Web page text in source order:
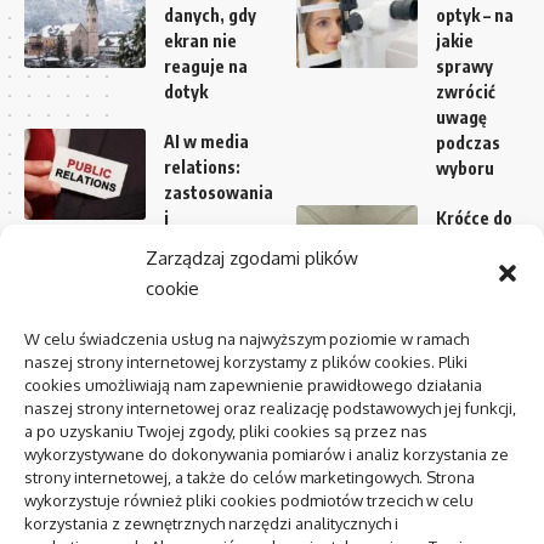
Zarządzaj zgodami plików
cookie
W celu świadczenia usług na najwyższym poziomie w ramach
naszej strony internetowej korzystamy z plików cookies. Pliki
cookies umożliwiają nam zapewnienie prawidłowego działania
naszej strony internetowej oraz realizację podstawowych jej funkcji,
a po uzyskaniu Twojej zgody, pliki cookies są przez nas
wykorzystywane do dokonywania pomiarów i analiz korzystania ze
strony internetowej, a także do celów marketingowych. Strona
wykorzystuje również pliki cookies podmiotów trzecich w celu
korzystania z zewnętrznych narzędzi analitycznych i
danych, gdy
ekran nie
reaguje na
dotyk
AI w media
relations:
zastosowania
i
Centrum
psychicznego:
jak znaleźć i
kiedy
pozycjonowanie lokalne
optyk – na
jakie
sprawy
zwrócić
uwagę
podczas
wyboru
Króćce do
przepływu w
– dobór i
skuteczność
Atrakcje
na weselu
– dlaczego
warto